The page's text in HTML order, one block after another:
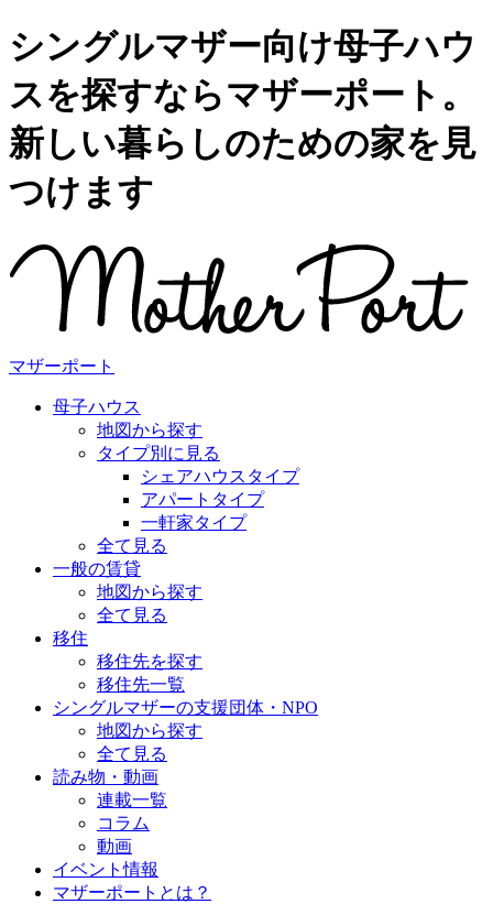
シングルマザー向け母子ハウ
スを探すならマザーポート。
新しい暮らしのための家を見
つけます
マザーポート
母子ハウス
地図から探す
タイプ別に見る
シェアハウスタイプ
アパートタイプ
一軒家タイプ
全て見る
一般の賃貸
地図から探す
全て見る
移住
移住先を探す
移住先一覧
シングルマザーの支援団体・NPO
地図から探す
全て見る
読み物・動画
連載一覧
コラム
動画
イベント情報
マザーポートとは？